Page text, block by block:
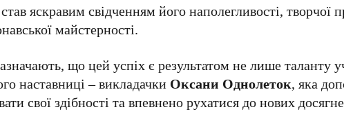
яскравим свідченням його наполегливості, творчої
майстерності.
що цей успіх є результатом не лише таланту
наставниці – викладачки Оксани Однолеток, яка
свої здібності та впевнено рухатися до нових